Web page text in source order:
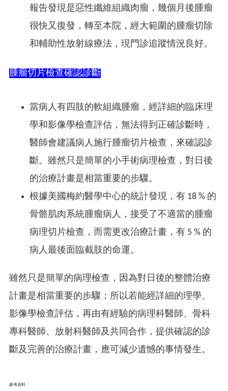
報告發現是惡性纖維組織肉瘤，幾個月後腫瘤
很快又復發，轉至本院，經大範圍的腫瘤切除
和輔助性放射線療法，現門診追蹤情況良好。
腫瘤切片檢查確認診斷
當病人有四肢的軟組織腫瘤，經詳細的臨床理
學和影像學檢查評估，無法得到正確診斷時，
醫師會建議病人施行腫瘤切片檢查，來確認診
斷。雖然只是簡單的小手術病理檢查，對日後
的治療計畫是相當重要的步驟。
根據美國梅約醫學中心的統計發現，有 18 % 的
骨骼肌肉系統腫瘤病人，接受了不適當的腫瘤
病理切片檢查，而需更改治療計畫，有 5 % 的
病人最後面臨截肢的命運。
雖然只是簡單的病理檢查，因為對日後的整體治療
計畫是相當重要的步驟；所以若能經詳細的理學、
影像學檢查評估，再由有經驗的病理科醫師、骨科
專科醫師、放射科醫師及共同合作，提供確認的診
斷及完善的治療計畫，應可減少遺憾的事情發生。
參考資料